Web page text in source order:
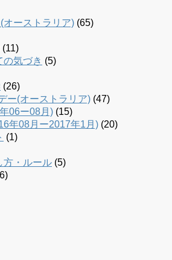
オーストラリア) (65)
(11)
気づき (5)
(26)
ー(オーストラリア) (47)
06ー08月) (15)
年08月ー2017年1月) (20)
(1)
方・ルール (5)